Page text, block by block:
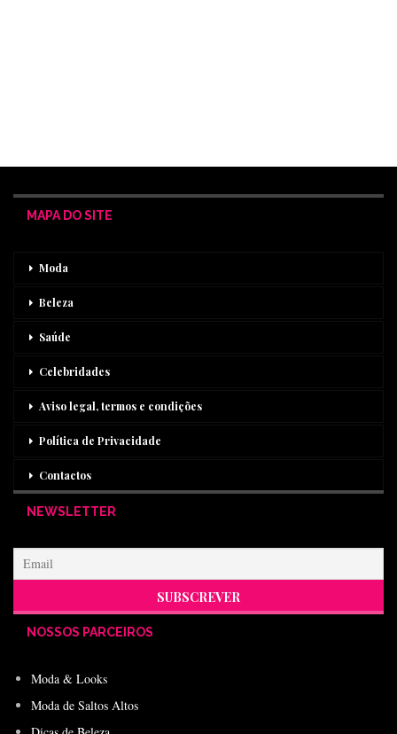
MAPA DO SITE
Moda
Beleza
Saúde
Celebridades
Aviso legal, termos e condições
Política de Privacidade
Contactos
NEWSLETTER
NOSSOS PARCEIROS
Moda & Looks
Moda de Saltos Altos